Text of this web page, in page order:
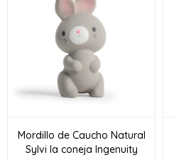
Mordillo de Caucho Natural
Sylvi la coneja Ingenuity